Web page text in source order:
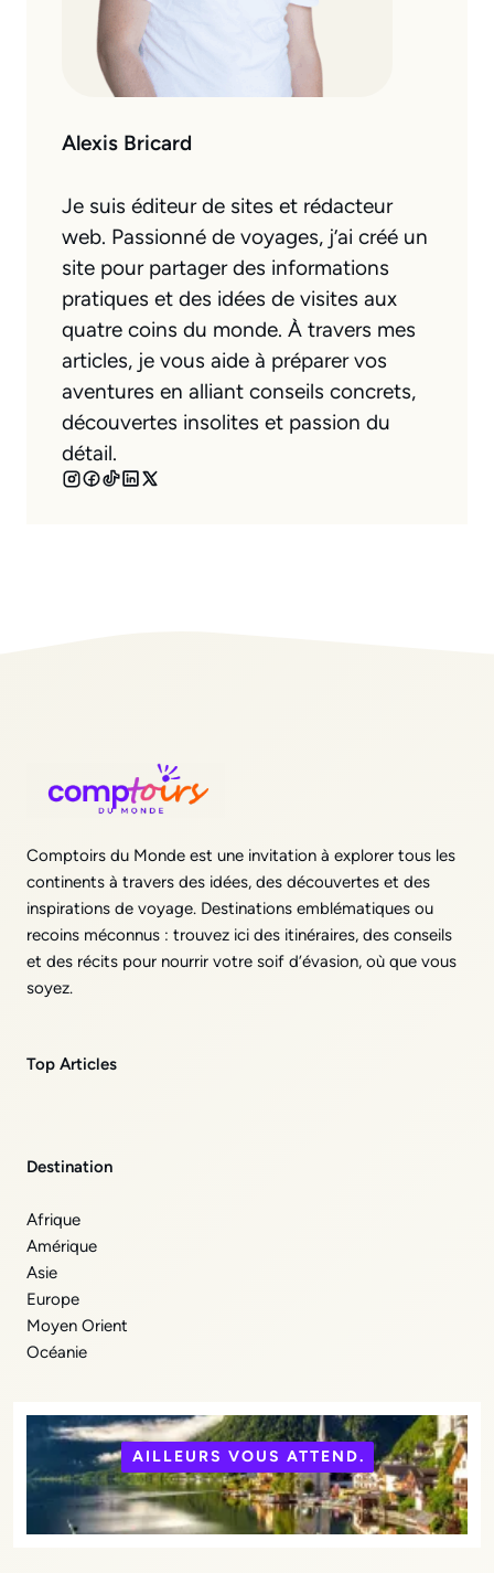
Alexis Bricard
Je suis éditeur de sites et rédacteur
web. Passionné de voyages, j’ai créé un
site pour partager des informations
pratiques et des idées de visites aux
quatre coins du monde. À travers mes
articles, je vous aide à préparer vos
aventures en alliant conseils concrets,
découvertes insolites et passion du
détail.
Comptoirs du Monde est une invitation à explorer tous les
continents à travers des idées, des découvertes et des
inspirations de voyage. Destinations emblématiques ou
recoins méconnus : trouvez ici des itinéraires, des conseils
et des récits pour nourrir votre soif d’évasion, où que vous
soyez.
Top Articles
Destination
Afrique
Amérique
Asie
Europe
Moyen Orient
Océanie
AILLEURS VOUS ATTEND.